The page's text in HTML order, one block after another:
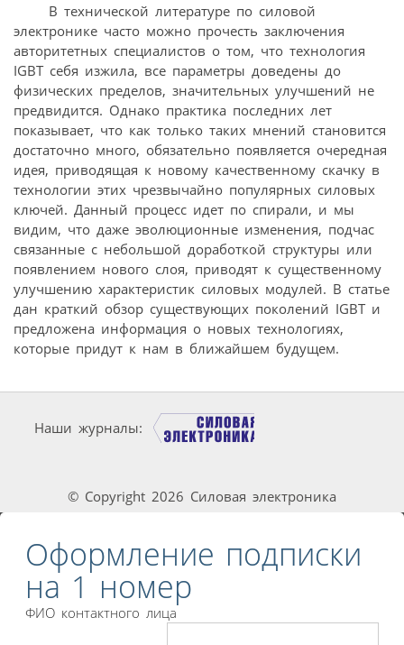
В технической литературе по силовой
электронике часто можно прочесть заключения
авторитетных специалистов о том, что технология
IGBT себя изжила, все параметры доведены до
физических пределов, значительных улучшений не
предвидится. Однако практика последних лет
показывает, что как только таких мнений становится
достаточно много, обязательно появляется очередная
идея, приводящая к новому качественному скачку в
технологии этих чрезвычайно популярных силовых
ключей. Данный процесс идет по спирали, и мы
видим, что даже эволюционные изменения, подчас
связанные с небольшой доработкой структуры или
появлением нового слоя, приводят к существенному
улучшению характеристик силовых модулей. В статье
дан краткий обзор существующих поколений IGBT и
предложена информация о новых технологиях,
которые придут к нам в ближайшем будущем.
Наши журналы:
© Copyright 2026 Силовая электроника
Оформление подписки
на 1 номер
ФИО контактного лица